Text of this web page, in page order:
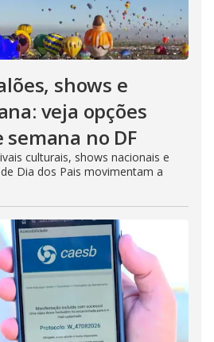
shows e
veja opções
no DF
culturais, shows nacionais e
Dia dos Pais movimentam a